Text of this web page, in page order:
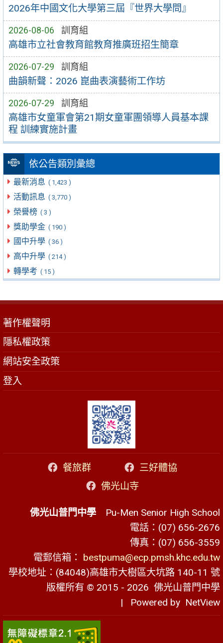
2026年中國文化大學第三屆『世界大學問』
2026-08-06 訓育組
高雄市立社會教育館教育推廣班招生簡章
2026-07-29 訓育組
曲韻新聲：2026 崑曲表演藝術工作坊
2026-07-29 訓育組
高雄市女童軍會第21期女童軍團領導人員基本課
程 訓練實施計畫
依公告類別彙總
最新消息 ( 1,423 )
活動訊息 ( 3,770 )
榮譽榜 ( 3 )
獎助學金 ( 190 )
國中升學 ( 36 )
高中升學 ( 214 )
轉學考 ( 15 )
著作權聲明
隱私權政策
網站安全政策
登入
餐旅群
三好體協
佛光山寺
佛光山普門中學 Pu-Men Senior High School
電話：(07) 656-2676
傳真：(07) 656-3559
電郵信箱： bestpuma@ecp.pmsh.khc.edu.tw
學校地址：(84048)高雄市大樹區大坑路 140-11 號
版權所有 © 2015 - 2026 佛光山普門中學
| Powered by NetView